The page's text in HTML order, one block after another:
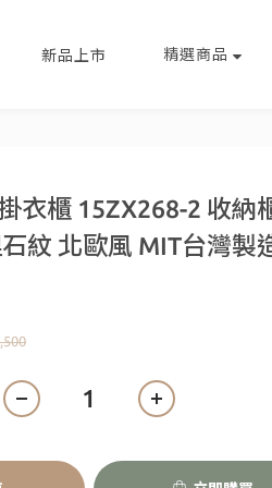
新品上市 精選商品
衣櫃 15ZX268-2 收納
紋 北歐風 MIT台灣製